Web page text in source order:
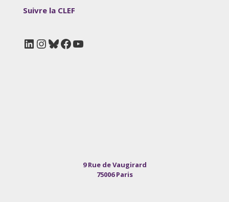
Suivre la CLEF
LinkedIn
Instagram
Bluesky
Facebook
YouTube
9 Rue de Vaugirard
75006 Paris